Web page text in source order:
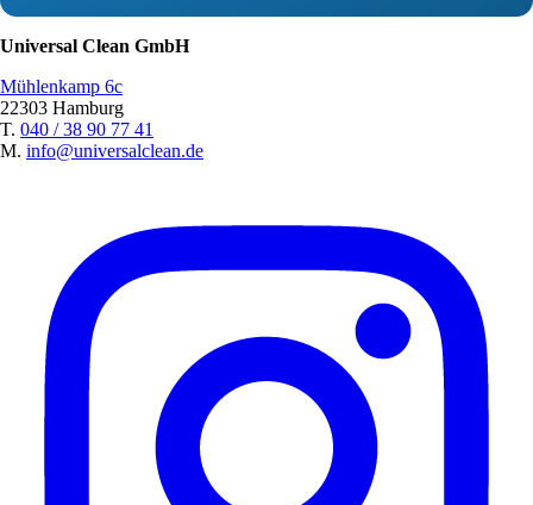
Universal Clean GmbH
Mühlenkamp 6c
22303 Hamburg
T. 040 / 38 90 77 41
M. info@universalclean.de